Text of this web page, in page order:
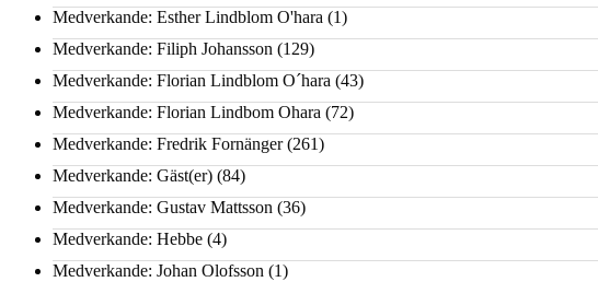
Medverkande: Esther Lindblom O'hara (1)
Medverkande: Filiph Johansson (129)
Medverkande: Florian Lindblom O´hara (43)
Medverkande: Florian Lindbom Ohara (72)
Medverkande: Fredrik Fornänger(261)
Medverkande: Gäst(er) (84)
Medverkande: Gustav Mattsson (36)
Medverkande: Hebbe (4)
Medverkande: Johan Olofsson (1)